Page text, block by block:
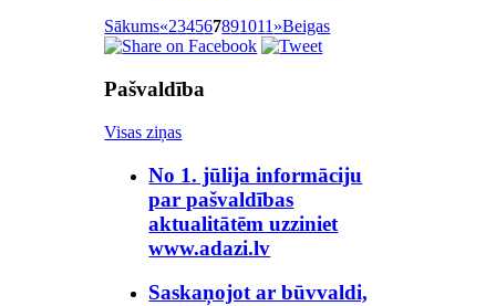
Sākums«234567891011 »Beigas
Pašvaldība
Visas ziņas
No 1. jūlija informāciju
par pašvaldības
aktualitātēm uzziniet
www.adazi.lv
Saskaņojot ar būvvaldi,